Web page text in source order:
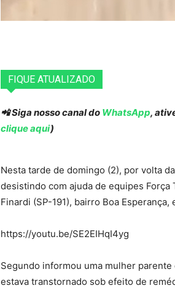
FIQUE ATUALIZADO
📲 Siga nosso canal do WhatsApp,
clique aqui)
Nesta tarde de domingo (2), por volta
desistindo com ajuda de equipes Força
Finardi (SP-191), bairro Boa Esperança,
https://youtu.be/SE2EIHqI4yg
Segundo informou uma mulher
estava transtornado sob efeito de